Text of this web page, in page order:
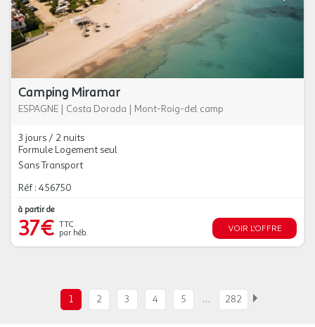
Camping Miramar
ESPAGNE | Costa Dorada | Mont-Roig-del camp
3 jours / 2 nuits
Formule Logement seul
Sans Transport
Réf : 456750
à partir de
37€ TTC
par héb.
VOIR L'OFFRE
1 2 3 4 5 … 282